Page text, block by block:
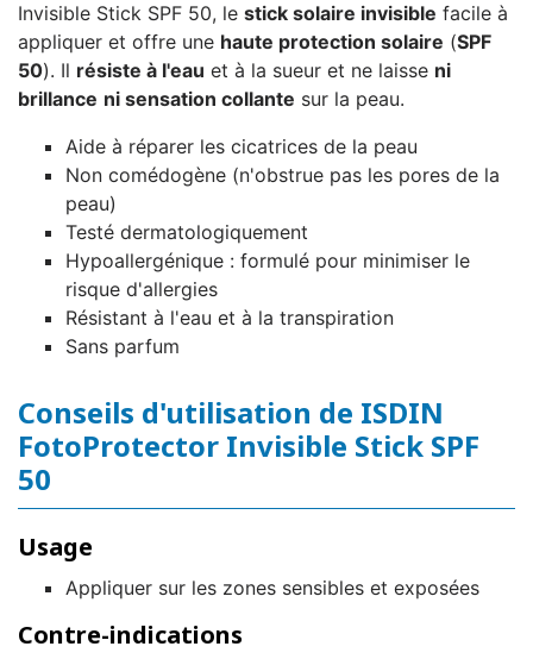
Invisible Stick SPF 50, le stick solaire invisible facile à
appliquer et offre une haute protection solaire (SPF
50). Il résiste à l'eau et à la sueur et ne laisse ni
brillance ni sensation collante sur la peau.
Aide à réparer les cicatrices de la peau
Non comédogène (n'obstrue pas les pores de la
peau)
Testé dermatologiquement
Hypoallergénique : formulé pour minimiser le
risque d'allergies
Résistant à l'eau et à la transpiration
Sans parfum
Conseils d'utilisation de ISDIN
FotoProtector Invisible Stick SPF
50
Usage
Appliquer sur les zones sensibles et exposées
Contre-indications